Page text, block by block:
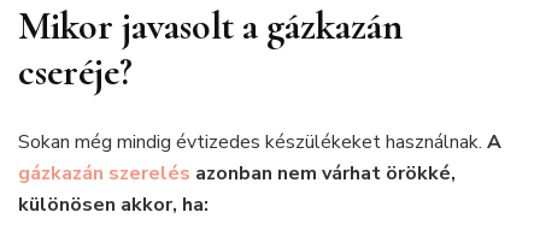
Mikor javasolt a gázkazán
cseréje?
Sokan még mindig évtizedes készülékeket használnak. A
gázkazán szerelés azonban nem várhat örökké,
különösen akkor, ha: